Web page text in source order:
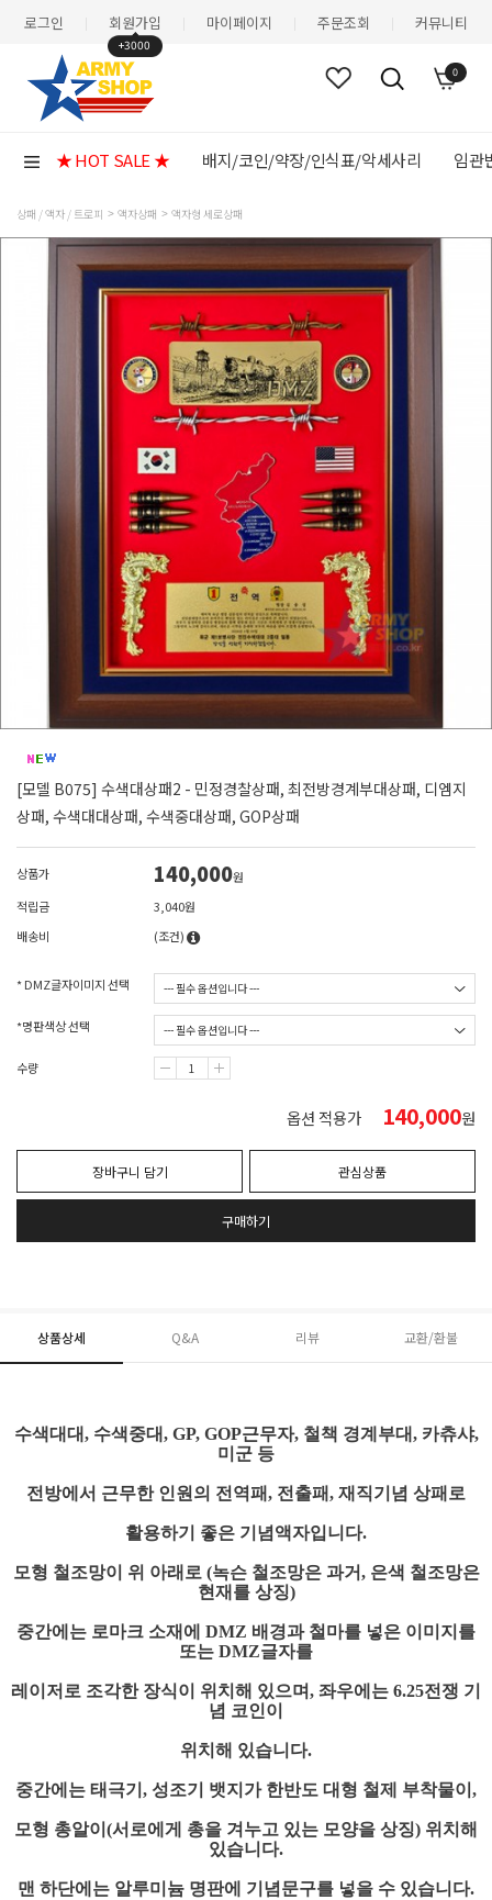
로그인 회원가입
+3000
마이페이지 주문조회 커뮤니티
0
★ HOT SALE ★ 배지/코인/약장/인식표/악세사리 임관
상패 / 액자 / 트로피 액자상패 액자형 세로상패
[모델 B075] 수색대상패2 - 민정경찰상패, 최전방경계부대상패, 디엠지
상패, 수색대대상패, 수색중대상패, GOP상패
상품가 140,000원
적립금
3,040원
배송비
(조건)
* DMZ글자이미지 선택
*명판색상 선택
수량
옵션 적용가 140,000원
장바구니 담기 관심상품
구매하기
상품상세 Q&A 리뷰 교환/환불
수색대대, 수색중대, GP, GOP근무자, 철책 경계부대, 카츄샤,
미군 등
전방에서 근무한 인원의 전역패, 전출패, 재직기념 상패로
활용하기 좋은 기념액자입니다.
모형 철조망이 위 아래로 (녹슨 철조망은 과거, 은색 철조망은
현재를 상징)
중간에는 로마크 소재에 DMZ 배경과 철마를 넣은 이미지를
또는 DMZ글자를
레이저로 조각한 장식이 위치해 있으며, 좌우에는 6.25전쟁 기
념 코인이
위치해 있습니다.
중간에는 태극기, 성조기 뱃지가 한반도 대형 철제 부착물이,
모형 총알이 (서로에게 총을 겨누고 있는 모양을 상징) 위치해
있습니다.
맨 하단에는 알루미늄 명판에 기념문구를 넣을 수 있습니다.